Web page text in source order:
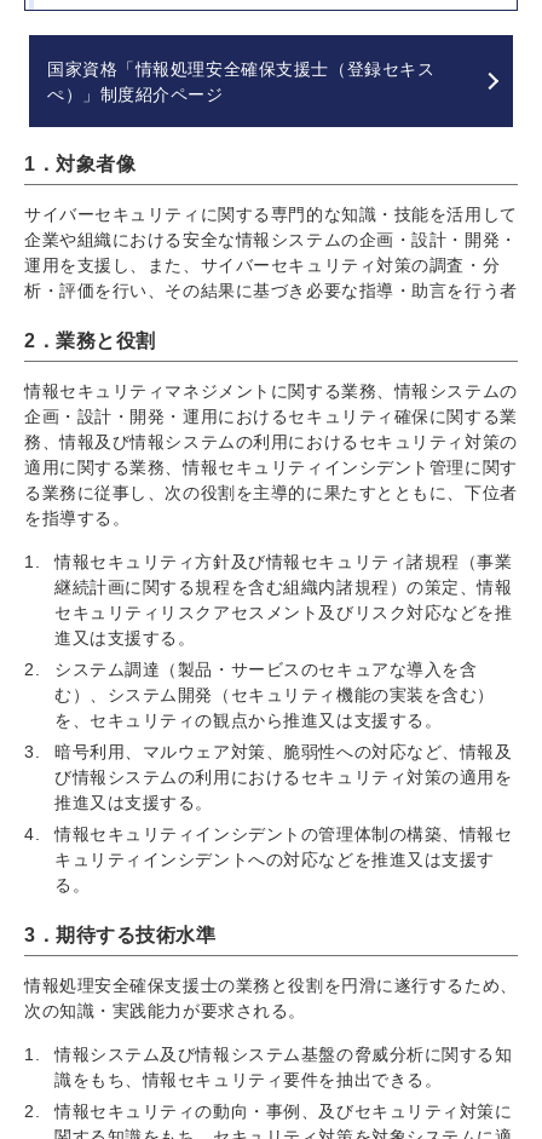
国家資格「情報処理安全確保支援士（登録セキス
ぺ）」制度紹介ページ
1．対象者像
サイバーセキュリティに関する専門的な知識・技能を活用して
企業や組織における安全な情報システムの企画・設計・開発・
運用を支援し、また、サイバーセキュリティ対策の調査・分
析・評価を行い、その結果に基づき必要な指導・助言を行う者
2．業務と役割
情報セキュリティマネジメントに関する業務、情報システムの
企画・設計・開発・運用におけるセキュリティ確保に関する業
務、情報及び情報システムの利用におけるセキュリティ対策の
適用に関する業務、情報セキュリティインシデント管理に関す
る業務に従事し、次の役割を主導的に果たすとともに、下位者
を指導する。
情報セキュリティ方針及び情報セキュリティ諸規程（事業
継続計画に関する規程を含む組織内諸規程）の策定、情報
セキュリティリスクアセスメント及びリスク対応などを推
進又は支援する。
システム調達（製品・サービスのセキュアな導入を含
む）、システム開発（セキュリティ機能の実装を含む）
を、セキュリティの観点から推進又は支援する。
暗号利用、マルウェア対策、脆弱性への対応など、情報及
び情報システムの利用におけるセキュリティ対策の適用を
推進又は支援する。
情報セキュリティインシデントの管理体制の構築、情報セ
キュリティインシデントへの対応などを推進又は支援す
る。
3．期待する技術水準
情報処理安全確保支援士の業務と役割を円滑に遂行するため、
次の知識・実践能力が要求される。
情報システム及び情報システム基盤の脅威分析に関する知
識をもち、情報セキュリティ要件を抽出できる。
情報セキュリティの動向・事例、及びセキュリティ対策に